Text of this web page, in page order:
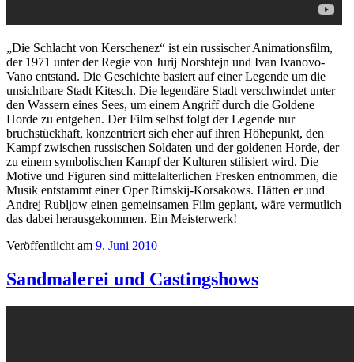
„Die Schlacht von Kerschenez“ ist ein russischer Animationsfilm,
der 1971 unter der Regie von Jurij Norshtejn und Ivan Ivanovo-
Vano entstand. Die Geschichte basiert auf einer Legende um die
unsichtbare Stadt Kitesch. Die legendäre Stadt verschwindet unter
den Wassern eines Sees, um einem Angriff durch die Goldene
Horde zu entgehen. Der Film selbst folgt der Legende nur
bruchstückhaft, konzentriert sich eher auf ihren Höhepunkt, den
Kampf zwischen russischen Soldaten und der goldenen Horde, der
zu einem symbolischen Kampf der Kulturen stilisiert wird. Die
Motive und Figuren sind mittelalterlichen Fresken entnommen, die
Musik entstammt einer Oper Rimskij-Korsakows. Hätten er und
Andrej Rubljow einen gemeinsamen Film geplant, wäre vermutlich
das dabei herausgekommen. Ein Meisterwerk!
Veröffentlicht am 9. Juni 2010
Sandmalerei und Castingshows